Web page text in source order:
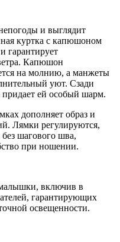
и выглядит
куртка с капюшоном
гарантирует
Капюшон
на молнию, а манжеты
уют. Сзади
придает ей особый шарм.
дополняет образ и
Лямки регулируются,
шагового шва,
при ношении.
включив в
гарантирующих
освещенности.